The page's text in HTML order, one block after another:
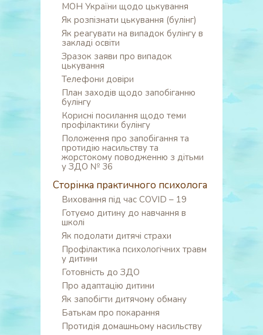
МОН України щодо цькування
Як розпізнати цькування (булінг)
Як реагувати на випадок булінгу в
закладі освіти
Зразок заяви про випадок
цькування
Телефони довіри
План заходів щодо запобіганню
булінгу
Корисні посилання щодо теми
профілактики булінгу
Положення про запобігання та
протидію насильству та
жорстокому поводженню з дітьми
у ЗДО № 36
Сторінка практичного психолога
Виховання під час COVID – 19
Готуємо дитину до навчання в
школі
Як подолати дитячі страхи
Профілактика психологічних травм
у дитини
Готовність до ЗДО
Про адаптацію дитини
Як запобігти дитячому обману
Батькам про покарання
Протидія домашньому насильству